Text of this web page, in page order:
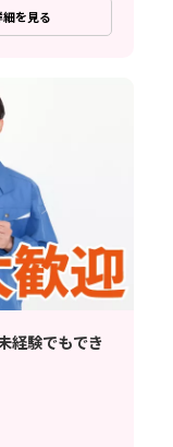
細を見る
経験でもでき